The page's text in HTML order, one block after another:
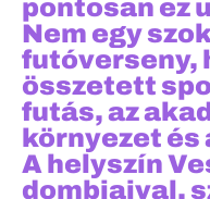
Nem egy
futóverseny,
összetett
futás, az
környezet
A helyszín
dombjaival,